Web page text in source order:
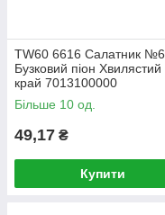
TW60 6616 Салатник №6
Бузковий піон Хвилястий
край 7013100000
Більше 10 од.
49,17 ₴
Купити